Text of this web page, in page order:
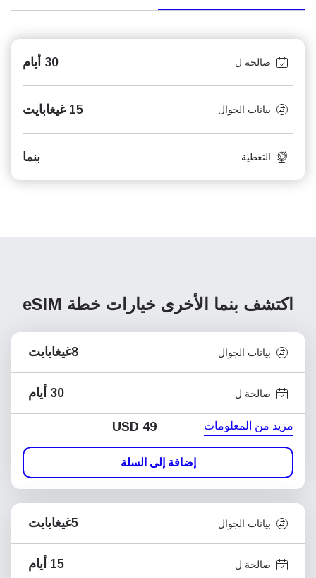
صالحة ل 30 أيام
بيانات الجوال 15 غيغابايت
التغطية بنما
اكتشف بنما الأخرى خيارات خطة eSIM
بيانات الجوال 8غيغابايت
صالحة ل 30 أيام
مزيد من المعلومات USD 49
إضافة إلى السلة
بيانات الجوال 5غيغابايت
صالحة ل 15 أيام